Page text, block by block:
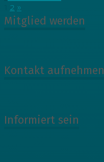
2 »
Mitglied werden
Kontakt aufnehmen
Informiert sein